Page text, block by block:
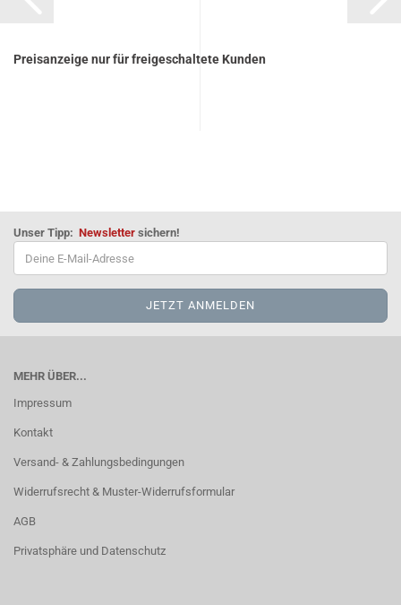
Preisanzeige nur für freigeschaltete Kunden
Unser Tipp: Newsletter sichern!
MEHR ÜBER...
Impressum
Kontakt
Versand- & Zahlungsbedingungen
Widerrufsrecht & Muster-Widerrufsformular
AGB
Privatsphäre und Datenschutz